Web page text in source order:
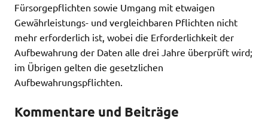
Fürsorgepflichten sowie Umgang mit etwaigen
Gewährleistungs- und vergleichbaren Pflichten nicht
mehr erforderlich ist, wobei die Erforderlichkeit der
Aufbewahrung der Daten alle drei Jahre überprüft wird;
im Übrigen gelten die gesetzlichen
Aufbewahrungspflichten.
Kommentare und Beiträge